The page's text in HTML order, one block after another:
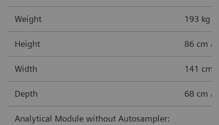
Weight 193 kg /
Height 86 cm /
Width 141 cm
Depth 68 cm /
Analytical Module without Autosampler: